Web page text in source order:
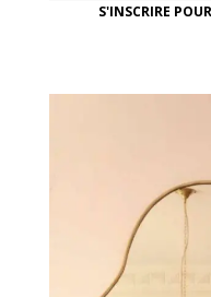
S'INSCRIRE